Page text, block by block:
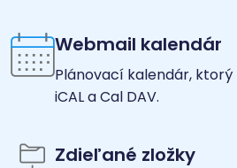
Webmail kalendár
Plánovací kalendár,
iCAL a Cal DAV.
Zdieľané zložky